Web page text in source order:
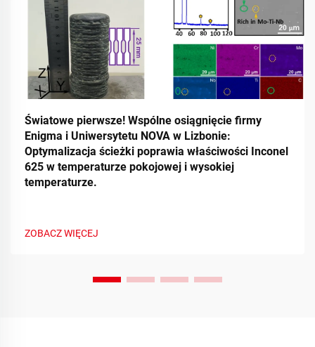
Światowe pierwsze! Wspólne osiągnięcie firmy
Enigma i Uniwersytetu NOVA w Lizbonie:
Optymalizacja ścieżki poprawia właściwości Inconel
625 w temperaturze pokojowej i wysokiej
temperaturze.
ZOBACZ WIĘCEJ